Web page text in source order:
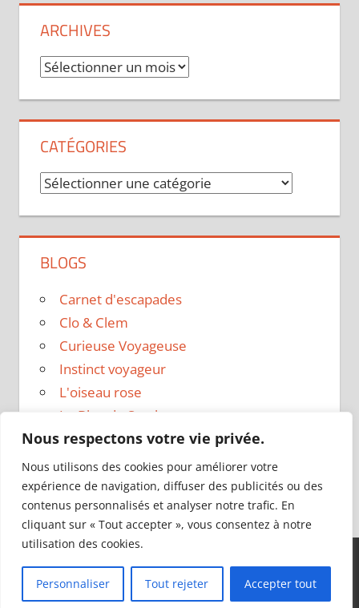
Nous respectons votre vie privée.
Nous utilisons des cookies pour améliorer votre
expérience de navigation, diffuser des publicités ou des
contenus personnalisés et analyser notre trafic. En
cliquant sur « Tout accepter », vous consentez à notre
utilisation des cookies.
Personnaliser Tout rejeter Accepter tout
ARCHIVES
Archives
CATÉGORIES
Catégories
BLOGS
Carnet d'escapades
Clo & Clem
Curieuse Voyageuse
Instinct voyageur
L'oiseau rose
Le Blog de Sarah
Le sac a dos
Madame Oreille
Voyages et Vagabondages
Thème WordPress : Tortuga par ThemeZee.